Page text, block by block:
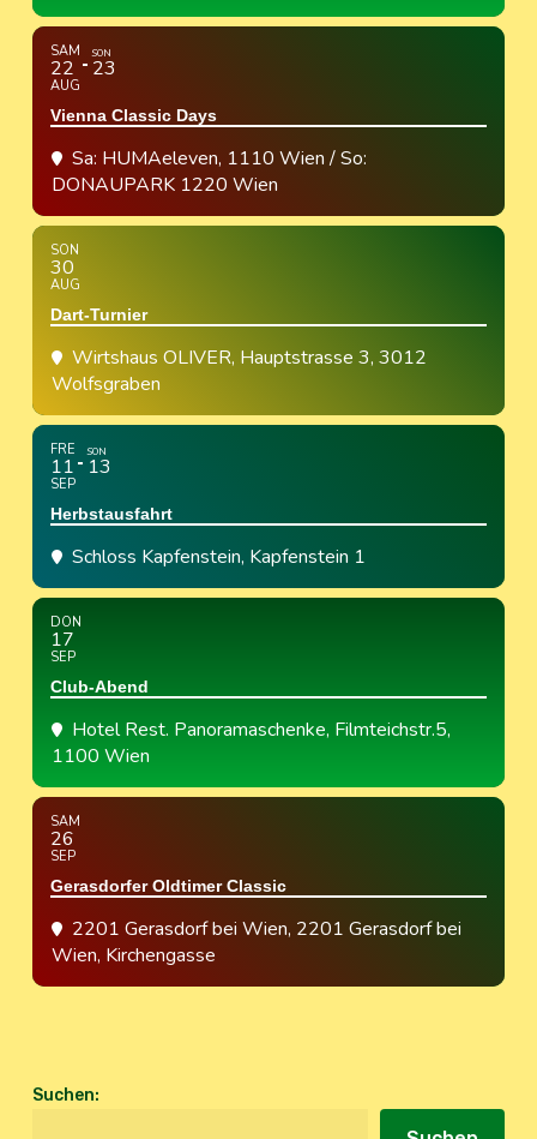
SAM
22
AUG
SON
23
Vienna Classic Days
Sa: HUMAeleven, 1110 Wien / So:
DONAUPARK 1220 Wien
SON
30
AUG
Dart-Turnier
Wirtshaus OLIVER, Hauptstrasse 3, 3012
Wolfsgraben
FRE
11
SEP
SON
13
Herbstausfahrt
Schloss Kapfenstein, Kapfenstein 1
DON
17
SEP
Club-Abend
Hotel Rest. Panoramaschenke, Filmteichstr.5,
1100 Wien
SAM
26
SEP
Gerasdorfer Oldtimer Classic
2201 Gerasdorf bei Wien, 2201 Gerasdorf bei
Wien, Kirchengasse
Suchen: